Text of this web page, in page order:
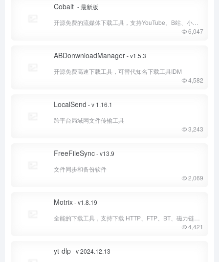
Cobalt - 最新版
6,047
ABDonwnloadManager- v1.5.3
开源免费高速下载工具，可替代知名下载工具IDM
4,582
LocalSend - v 1.16.1
跨平台局域网文件传输工具
3,243
FreeFileSync- v13.9
文件同步和备份软件
2,069
Motrix- v1.8.19
4,421
yt-dlp- v 2024.12.13